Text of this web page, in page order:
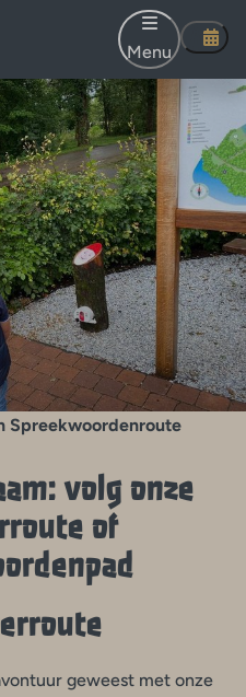
Menu
Spreekwoordenroute
volg onze
of
geweest met onze